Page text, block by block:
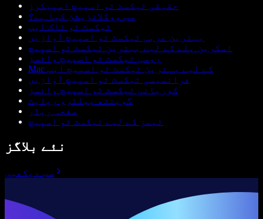
حقیقی ٹیکسٹ ٹو اسپیچ اسپیکرز
سب ووکلائزیشن کیا ہے؟
ٹیکسٹ ٹو ٹاک ایپ
بہترین عربی ٹیکسٹ ٹو اسپیچ آوازیں
اسکرین پلے کے لیے بہترین ٹیکسٹ ٹو اسپیچ
روسی ٹیکسٹ ٹو اسپیچ وائسز
Mac کے لیے بہترین ٹیکسٹ ٹو اسپیچ ایپ
فرانسیسی ٹیکسٹ ٹو اسپیچ آوازیں
کوریائی ٹیکسٹ ٹو اسپیچ وائسز
گوینتھ پیلٹرو ریڈیٹ
صفحہ ریڈر
ٹیمز کے لیے ٹیکسٹ ٹو اسپیچ
نئے بلاگز
سب دیکھیں